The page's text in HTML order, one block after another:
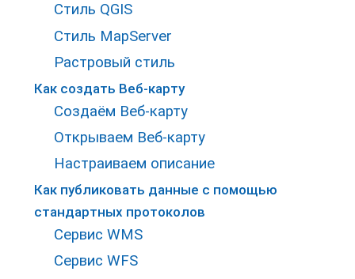
Стиль QGIS
Стиль MapServer
Растровый стиль
Как создать Веб-карту
Создаём Веб-карту
Открываем Веб-карту
Настраиваем описание
Как публиковать данные с помощью
стандартных протоколов
Сервис WMS
Сервис WFS